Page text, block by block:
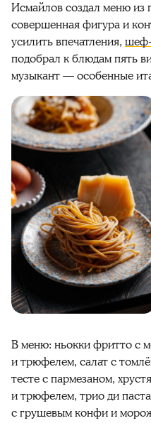
Исмайлов создал меню из
совершенная фигура и
усилить впечатления,
подобрал к блюдам пять
музыкант — особенные
В меню: ньокки фритто с
и трюфелем, салат с
тесте с пармезаном,
и трюфелем, трио ди
с грушевым конфи и